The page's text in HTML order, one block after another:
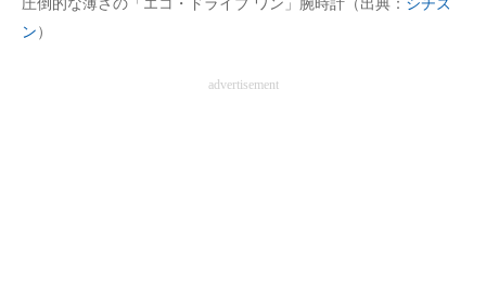
圧倒的な薄さの「エコ・ドライブ ワン」腕時計（出典： シチズ
ン）
advertisement